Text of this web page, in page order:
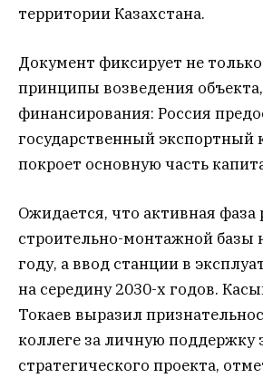
территории Казахстана.
Документ фиксирует не
принципы возведения
финансирования: Россия
государственный экспортный
покроет основную часть
Ожидается, что активная фаза
строительно-монтажной базы
году, а ввод станции в
на середину 2030-х годов.
Токаев выразил
коллеге за личную поддержку
стратегического проекта,